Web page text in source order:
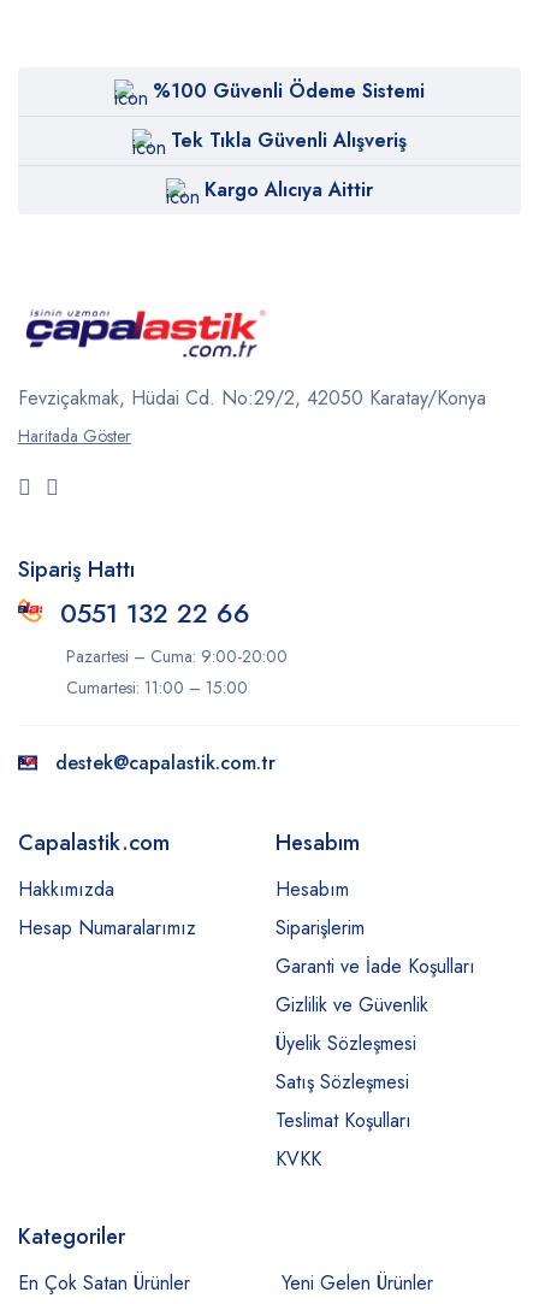
%100 Güvenli Ödeme Sistemi
Tek Tıkla Güvenli Alışveriş
Kargo Alıcıya Aittir
Fevziçakmak, Hüdai Cd. No:29/2, 42050 Karatay/Konya
Haritada Göster
Sipariş Hattı
0551 132 22 66
Pazartesi – Cuma: 9:00-20:00
Cumartesi: 11:00 – 15:00
destek@capalastik.com.tr
Capalastik.com
Hakkımızda
Hesap Numaralarımız
Hesabım
Hesabım
Siparişlerim
Garanti ve İade Koşulları
Gizlilik ve Güvenlik
Üyelik Sözleşmesi
Satış Sözleşmesi
Teslimat Koşulları
KVKK
Kategoriler
En Çok Satan Ürünler Yeni Gelen Ürünler